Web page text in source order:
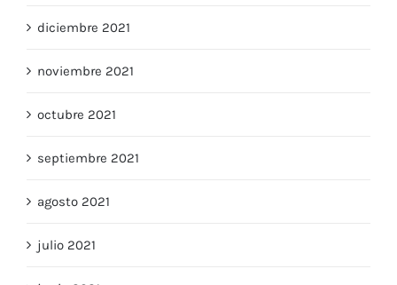
diciembre 2021
noviembre 2021
octubre 2021
septiembre 2021
agosto 2021
julio 2021